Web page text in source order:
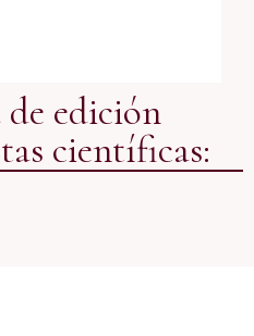
edición
científicas: